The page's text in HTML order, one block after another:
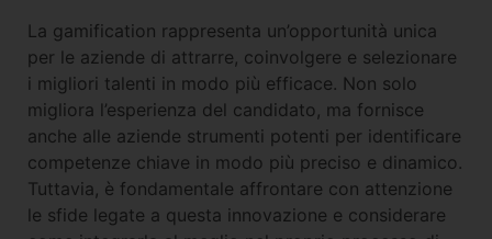
La gamification rappresenta un’opportunità unica
per le aziende di attrarre, coinvolgere e selezionare
i migliori talenti in modo più efficace. Non solo
migliora l’esperienza del candidato, ma fornisce
anche alle aziende strumenti potenti per identificare
competenze chiave in modo più preciso e dinamico.
Tuttavia, è fondamentale affrontare con attenzione
le sfide legate a questa innovazione e considerare